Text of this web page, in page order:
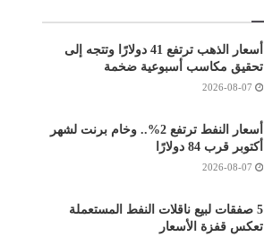
أسعار الذهب ترتفع 41 دولارًا وتتجه إلى
تحقيق مكاسب أسبوعية ضخمة
2026-08-07
أسعار النفط ترتفع 2%.. وخام برنت لشهر
أكتوبر قرب 84 دولارًا
2026-08-07
5 صفقات لبيع ناقلات النفط المستعملة
تعكس قفزة الأسعار